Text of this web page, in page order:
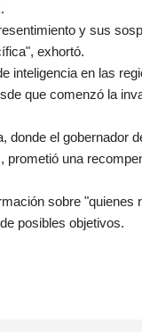
y sus
exhortó.
inteligencia en las
que comenzó la
el gobernador
una
sobre
posibles objetivos.